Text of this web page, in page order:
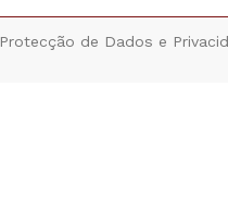
Protecção de Dados e